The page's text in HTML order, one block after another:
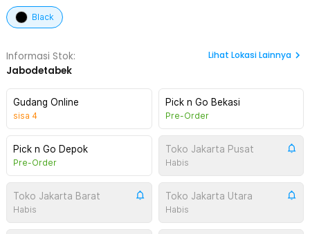
Black
Informasi Stok:
Jabodetabek
Lihat Lokasi Lainnya
Gudang Online
sisa 4
Pick n Go Bekasi
Pre-Order
Pick n Go Depok
Pre-Order
Toko Jakarta Pusat
Habis
Toko Jakarta Barat
Habis
Toko Jakarta Utara
Habis